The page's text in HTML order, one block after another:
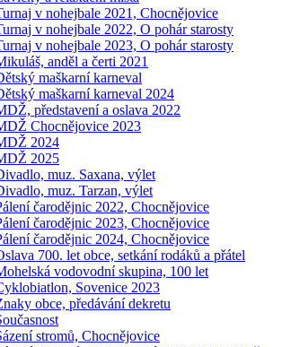
v nohejbale 2021, Chocnějovice
v nohejbale 2022, O pohár starosty
v nohejbale 2023, O pohár starosty
anděl a čerti 2021
maškarní karneval
maškarní karneval 2024
představení a oslava 2022
Chocnějovice 2023
2024
2025
muz. Saxana, výlet
muz. Tarzan, výlet
čarodějnic 2022, Chocnějovice
čarodějnic 2023, Chocnějovice
čarodějnic 2024, Chocnějovice
700. let obce, setkání rodáků a přátel
vodovodní skupina, 100 let
Sovenice 2023
obce, předávání dekretu
stromů, Chocnějovice